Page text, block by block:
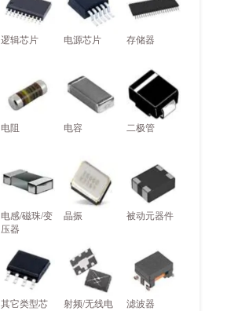
逻辑芯片 电源芯片 存储器
电阻 电容 二极管
电感/磁珠/变
压器
晶振 被动元器件
其它类型芯
射频/无线电 滤波器